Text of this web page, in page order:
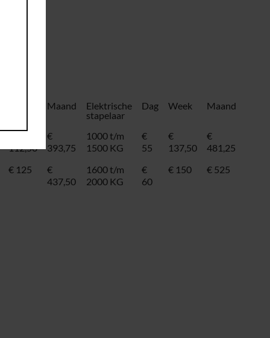
Maand
Elektrische
stapelaar
Dag Week Maand
112,50
€
393,75
1000 t/m
1500 KG
€
55
€
137,50
€
481,25
€ 125
€
437,50
1600 t/m
2000 KG
€
60
€ 150 € 525